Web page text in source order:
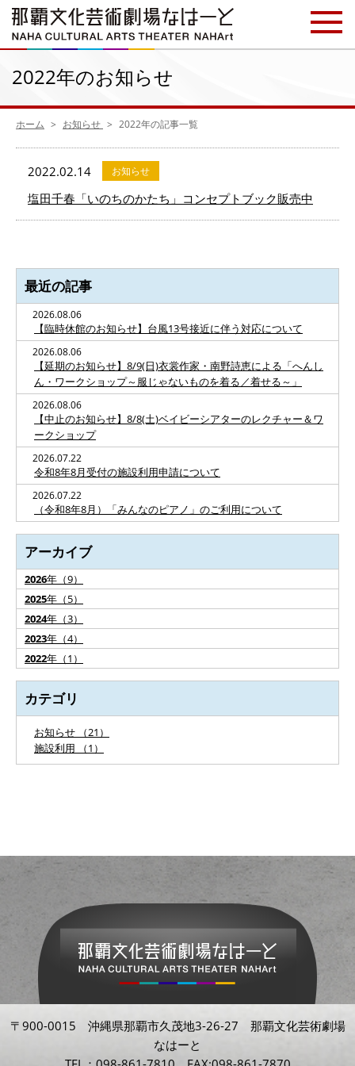
2022年のお知らせ
ホーム お知らせ 2022年の記事一覧
2022.02.14 お知らせ
塩田千春「いのちのかたち」コンセプトブック販売中
最近の記事
2026.08.06
【臨時休館のお知らせ】台風13号接近に伴う対応について
2026.08.06
【延期のお知らせ】8/9(日)衣裳作家・南野詩恵による「へんし
ん・ワークショップ～服じゃないものを着る／着せる～」
2026.08.06
【中止のお知らせ】8/8(土)ベイビーシアターのレクチャー＆ワ
ークショップ
2026.07.22
令和8年8月受付の施設利用申請について
2026.07.22
（令和8年8月）「みんなのピアノ」のご利用について
アーカイブ
2026年（9）
2025年（5）
2024年（3）
2023年（4）
2022年（1）
カテゴリ
お知らせ （21）
施設利用 （1）
〒900-0015 沖縄県那覇市久茂地3-26-27 那覇文化芸術劇場
なはーと